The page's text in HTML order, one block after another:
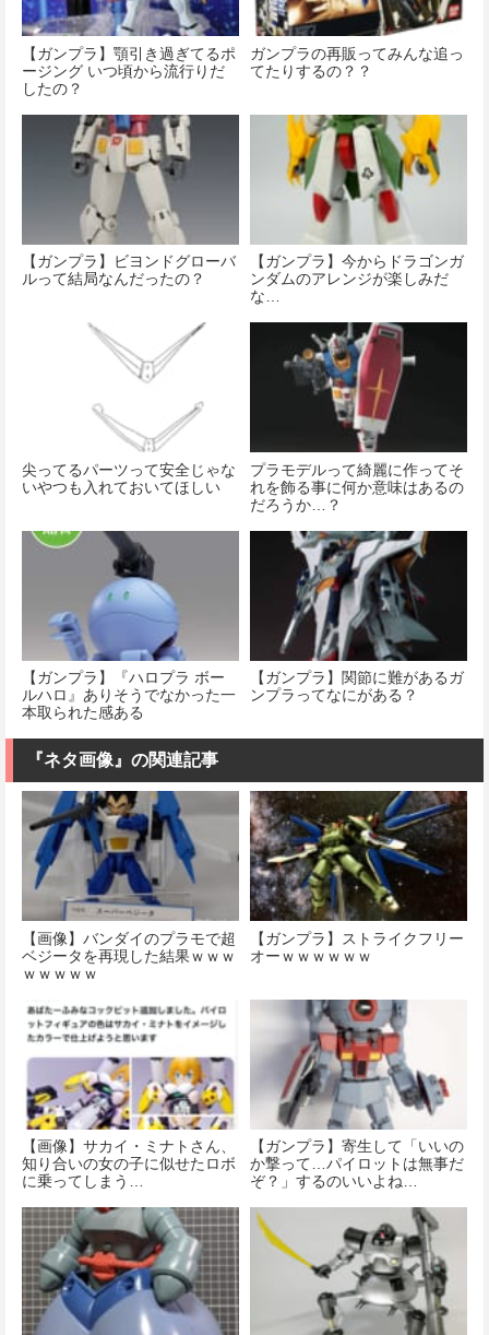
【ガンプラ】顎引き過ぎてるポ
ージング いつ頃から流行りだ
したの？
ガンプラの再販ってみんな追っ
てたりするの？？
【ガンプラ】ビヨンドグローバ
ルって結局なんだったの？
【ガンプラ】今からドラゴンガ
ンダムのアレンジが楽しみだ
な…
尖ってるパーツって安全じゃな
いやつも入れておいてほしい
プラモデルって綺麗に作ってそ
れを飾る事に何か意味はあるの
だろうか…？
【ガンプラ】『ハロプラ ボー
ルハロ』ありそうでなかった一
本取られた感ある
【ガンプラ】関節に難があるガ
ンプラってなにがある？
『ネタ画像』の関連記事
【画像】バンダイのプラモで超
ベジータを再現した結果ｗｗｗ
ｗｗｗｗｗ
【ガンプラ】ストライクフリー
オーｗｗｗｗｗｗ
【画像】サカイ・ミナトさん、
知り合いの女の子に似せたロボ
に乗ってしまう…
【ガンプラ】寄生して「いいの
か撃って…パイロットは無事だ
ぞ？」するのいいよね…